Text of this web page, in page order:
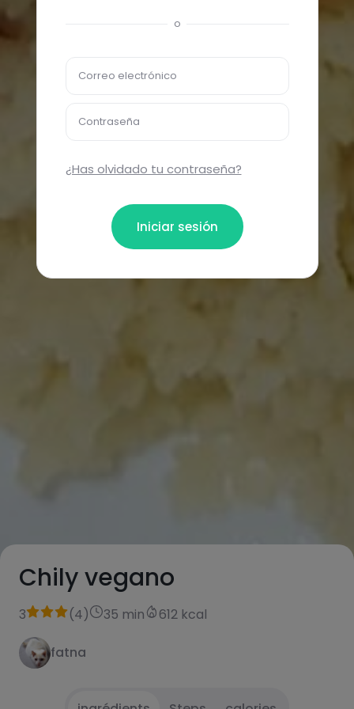
Chily vegano
3 (4) 35 min 612 kcal
fatna
o
Correo electrónico
Contraseña
¿Has olvidado tu contraseña?
Iniciar sesión